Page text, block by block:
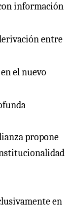
información
entre
el nuevo
propone
en